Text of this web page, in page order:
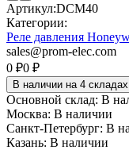
Артикул:DCM40
Категории:
Реле давления
sales@prom-elec.com
0 ₽0 ₽
В наличии на 4 складах
Основной склад: В
Москва: В наличии
Санкт-Петербург: В
Казань: В наличии